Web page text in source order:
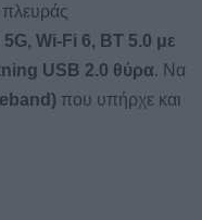
5G, Wi-Fi 6, BT 5.0 με
USB 2.0 θύρα. Να
που υπήρχε και